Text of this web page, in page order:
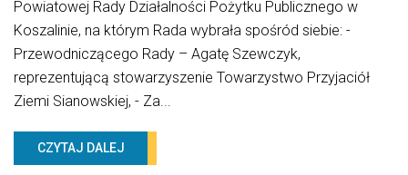
Powiatowej Rady Działalności Pożytku Publicznego w
Koszalinie, na którym Rada wybrała spośród siebie: -
Przewodniczącego Rady – Agatę Szewczyk,
reprezentującą stowarzyszenie Towarzystwo Przyjaciół
Ziemi Sianowskiej, - Za...
CZYTAJ DALEJ
Sport
Wydział geodezji, kartografu i katastru
Zapytania ofertowe
Koszalińskim